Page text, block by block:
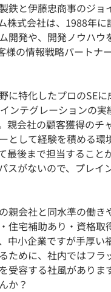
と伊藤忠商事のジョ
株式会社は、1988年
開発や、開発ノウハ
様の情報戦略パートナ
特化したプロのSEに
ンテグレーションの
親会社の顧客獲得の
として経験を積める
最後まで担当すること
スがないので、プレ
会社と同水準の働き
住宅補助あり・資格
中小企業ですが手厚
ために、社内ではフ
受容する社風がありま
か？